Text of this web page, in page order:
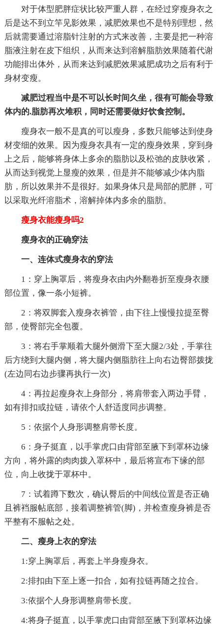
对于体型肥胖症状比较严重人群，在经过穿瘦身衣之
后是达不到立竿见影效果，减肥效果也不是特别理想，然
后就需要通过溶脂针注射的方式来改善，主要是把一种溶
脂液注射在皮下组织，从而来达到溶解脂肪效果随着代谢
功能排出体外，从而来达到减肥效果减肥成功之后有利于
身材变瘦。
减肥过程当中是不可以长时间久坐，很有可能会导致
体内的.脂肪再次堆积，同时还需要做好饮食控制。
瘦身衣一般不是真的可以瘦身，多数只能够达到使身
材变细的效果。因为瘦身衣具有一定的瘦身效果，穿到身
上之后，能够将身体上多余的脂肪以及松弛的皮肤收紧，
从而达到视觉上显瘦的效果，但是并不能够减少体内脂
肪，所以效果并不是很好。如果身体只是局部的肥胖，可
以采取光纤溶脂术，溶解掉体内多余的脂肪。
瘦身衣能瘦身吗2
瘦身衣的正确穿法
一、连体式瘦身衣的穿法
1：穿上胸罩后，将瘦身衣由内外翻卷折至瘦身衣腰
部位置，像一条小短裤。
2：将双脚套入瘦身衣裤管，由下往上慢慢拉提至臀
部，使臀部完全包覆。
3：将右手掌顺着大腿外侧滑下至大腿2/3处，手掌往
后方绕到大腿内侧，将大腿内侧脂肪往上向右边臀部拨拢
(左边同右边步骤再执行一次)
4：再拉起瘦身衣上身部分，将肩带套入两边手臂，
如有排扣或拉链，请依个人舒适度同步调整。
5：依据个人身形调整肩带长度。
6：身子挺直，以手掌虎口由背部至腋下到罩杯边缘
方向，将外露的肉肉拨入罩杯中，最后将宣布下缘的部
位，向上收拢于罩杯中。
7：试着蹲下数次，确认臀后的中间线位置是否正确
且裤裆服帖底部，接着调整裤管(脚)，并检查瘦身裤是否
平整有不服帖之处。
二、瘦身上衣的穿法
1:穿上胸罩后，再套上半身瘦身衣。
2:排扣由下至上逐一扣合，如有拉链再随之拉合。
3:依据个人身形调整肩带长度。
4:将身子挺直，以手掌虎口由背部至腋下到罩杯边缘